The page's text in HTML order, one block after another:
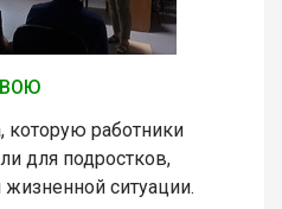
которую работники
для подростков,
ситуации.